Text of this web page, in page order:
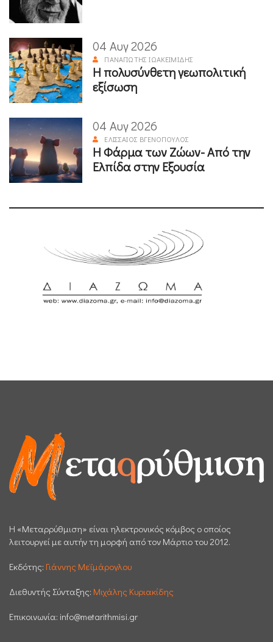
04 Αυγ 2026
ΠΑΝΑΓΙΏΤΗΣ ΙΩΑΚΕΙΜΊΔΗΣ
Η πολυσύνθετη γεωπολιτική
εξίσωση
04 Αυγ 2026
ΕΛΙΣΣΑΊΟΣ ΒΓΕΝΌΠΟΥΛΟΣ
Η Φάρμα των Ζώων- Από την
Ελπίδα στην Εξουσία
H «Μεταρρύθμιση» είναι ηλεκτρονικός κόμβος ο οποίος
λειτουργεί με αυτήν τη μορφή από τον Μάρτιο του 2012.
Εκδότης: Γιάννης Μεϊμάρογλου
Διεθυντής Σύνταξης: Μιχάλης Κυριακίδης
Επικοινωνία: info@metarithmisi.gr